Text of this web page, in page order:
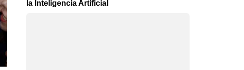
la Inteligencia Artificial